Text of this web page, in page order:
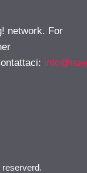
network. For
: